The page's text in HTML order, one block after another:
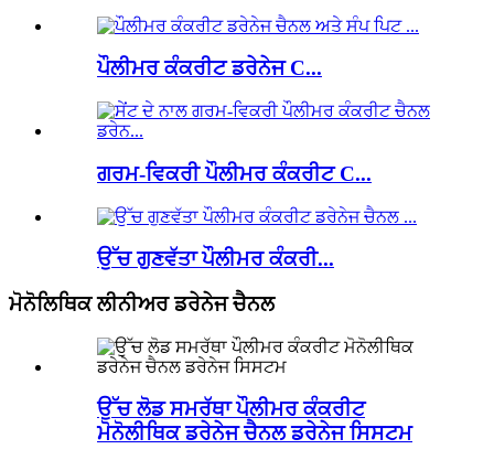
ਪੌਲੀਮਰ ਕੰਕਰੀਟ ਡਰੇਨੇਜ C...
ਗਰਮ-ਵਿਕਰੀ ਪੌਲੀਮਰ ਕੰਕਰੀਟ C...
ਉੱਚ ਗੁਣਵੱਤਾ ਪੌਲੀਮਰ ਕੰਕਰੀ...
ਮੋਨੋਲਿਥਿਕ ਲੀਨੀਅਰ ਡਰੇਨੇਜ ਚੈਨਲ
ਉੱਚ ਲੋਡ ਸਮਰੱਥਾ ਪੌਲੀਮਰ ਕੰਕਰੀਟ
ਮੋਨੋਲੀਥਿਕ ਡਰੇਨੇਜ ਚੈਨਲ ਡਰੇਨੇਜ ਸਿਸਟਮ